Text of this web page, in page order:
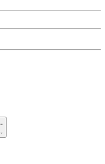
Открыть меню